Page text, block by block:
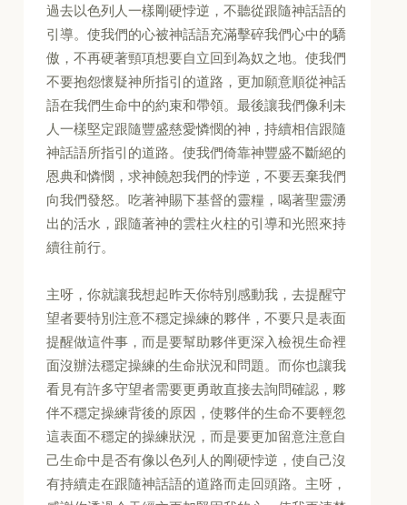
過去以色列人一樣剛硬悖逆，不聽從跟隨神話語的
引導。使我們的心被神話語充滿擊碎我們心中的驕
傲，不再硬著頸項想要自立回到為奴之地。使我們
不要抱怨懷疑神所指引的道路，更加願意順從神話
語在我們生命中的約束和帶領。最後讓我們像利未
人一樣堅定跟隨豐盛慈愛憐憫的神，持續相信跟隨
神話語所指引的道路。使我們倚靠神豐盛不斷絕的
恩典和憐憫，求神饒恕我們的悖逆，不要丟棄我們
向我們發怒。吃著神賜下基督的靈糧，喝著聖靈湧
出的活水，跟隨著神的雲柱火柱的引導和光照來持
續往前行。
主呀，你就讓我想起昨天你特別感動我，去提醒守
望者要特別注意不穩定操練的夥伴，不要只是表面
提醒做這件事，而是要幫助夥伴更深入檢視生命裡
面沒辦法穩定操練的生命狀況和問題。而你也讓我
看見有許多守望者需要更勇敢直接去詢問確認，夥
伴不穩定操練背後的原因，使夥伴的生命不要輕忽
這表面不穩定的操練狀況，而是要更加留意注意自
己生命中是否有像以色列人的剛硬悖逆，使自己沒
有持續走在跟隨神話語的道路而走回頭路。主呀，